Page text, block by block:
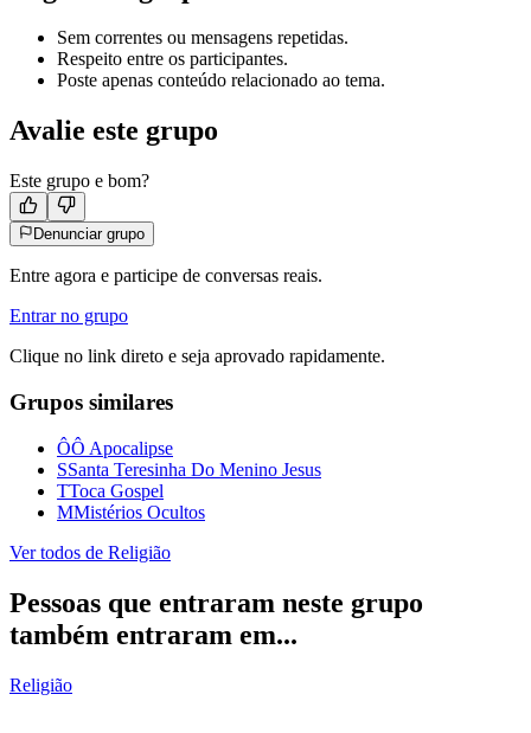
Sem correntes ou mensagens repetidas.
Respeito entre os participantes.
Poste apenas conteúdo relacionado ao tema.
Avalie este grupo
Este grupo e bom?
Denunciar grupo
Entre agora e participe de conversas reais.
Entrar no grupo
Clique no link direto e seja aprovado rapidamente.
Grupos similares
ÔÔ Apocalipse
SSanta Teresinha Do Menino Jesus
TToca Gospel
MMistérios Ocultos
Ver todos de Religião
Pessoas que entraram neste grupo
também entraram em...
Religião